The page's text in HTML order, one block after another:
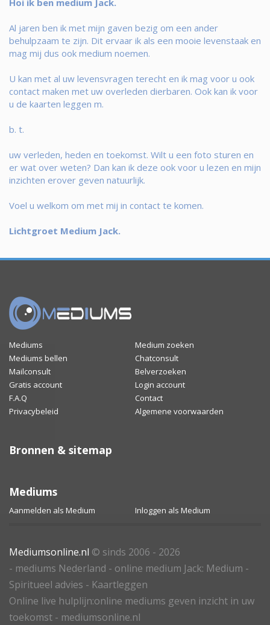
Al jaren ben ik met mijn gaven bezig om een ander
behulpzaam te zijn. Dit ervaar ik als een mooie levenstaak en
mag mij dus ook medium noemen.
U kan met al uw levensvragen terecht en ik mag voor u ook
contact maken met uw overleden dierbaren. Ook kan ik voor
u de kaarten leggen m.
b. t.
uw verleden, heden en toekomst. Wilt u een foto sturen en
er wat over weten? Dan kan ik deze ook voor u lezen en mijn
inzichten erover geven natuurlijk.
Voel u welkom om met mij in contact te komen.
Lichtgroet Medium Jack.
Mediums
Medium zoeken
Mediums bellen
Chatconsult
Mailconsult
Belverzoeken
Gratis account
Login account
F.A.Q
Contact
Privacybeleid
Algemene voorwaarden
Bronnen & sitemap
Mediums
Aanmelden als Medium Inloggen als Medium
Mediumsonline.nl © sinds 2006 - 2026
- mediums Nederland - online medium Jack: Medium -
Spiritueel advies - Kaartleggen
Online live hulplijn:online mediums geven inzicht in uw
toekomst - mediumsonline.nl